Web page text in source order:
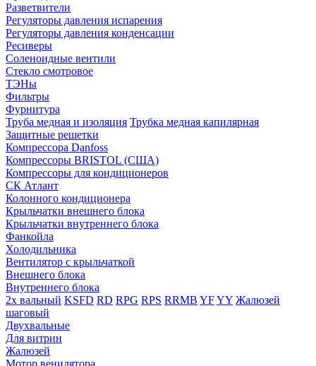
Разветвители
Регуляторы давления испарения
Регуляторы давления конденсации
Ресиверы
Соленоидные вентили
Стекло смотровое
ТЭНы
Фильтры
Фурнитура
Труба медная и изоляция Трубка медная капилярная
Защитные решетки
Компрессора Danfoss
Компрессоры BRISTOL (США)
Компрессоры для кондиционеров
СК Атлант
Колонного кондиционера
Крыльчатки внешнего блока
Крыльчатки внутреннего блока
Фанкойла
Холодильника
Вентилятор с крыльчаткой
Внешнего блока
Внутреннего блока
2х вальный KSFD RD RPG RPS RRMB YFYY Жалюзей
шаговый
Двухвальные
Для витрин
Жалюзей
Мотор венилятора